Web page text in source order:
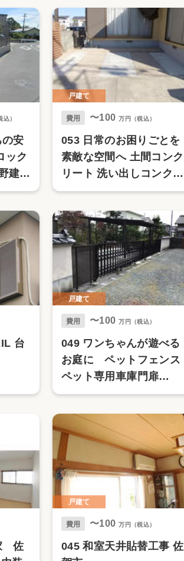
込）
安
ック
建設
戸建て
費用 〜100 万円（税込）
053 日常のお困りごとを
素敵な空間へ 土間コンク
リート 洗い出しコンクリ
ート
台
戸建て
費用 〜100 万円（税込）
049 ワンちゃんが遊べる
お庭に ペットフェンス
ペット専用車庫門扉
LIXIL
佐
戸建て
費用 〜100 万円（税込）
045 和室天井貼替工事 佐